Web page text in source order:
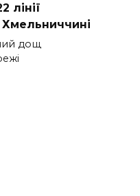
лінії
дощ